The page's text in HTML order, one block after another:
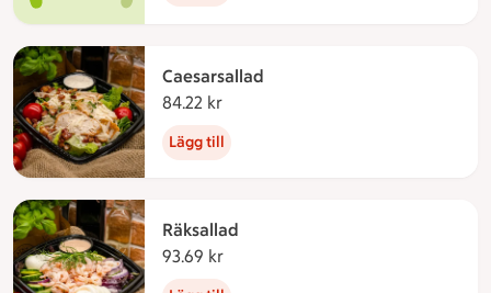
Caesarsallad
84.22 kr
Lägg till
Räksallad
93.69 kr